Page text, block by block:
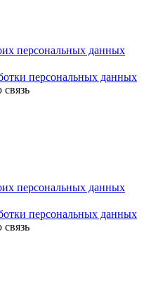
персональных данных
персональных данных
персональных данных
персональных данных